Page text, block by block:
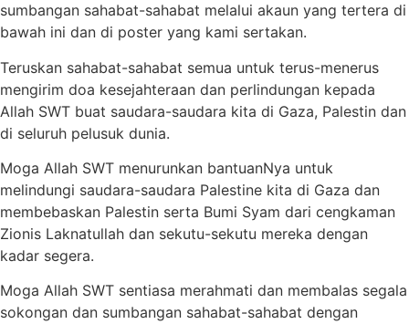
sumbangan sahabat-sahabat melalui akaun yang tertera di
bawah ini dan di poster yang kami sertakan.
Teruskan sahabat-sahabat semua untuk terus-menerus
mengirim doa kesejahteraan dan perlindungan kepada
Allah SWT buat saudara-saudara kita di Gaza, Palestin dan
di seluruh pelusuk dunia.
Moga Allah SWT menurunkan bantuanNya untuk
melindungi saudara-saudara Palestine kita di Gaza dan
membebaskan Palestin serta Bumi Syam dari cengkaman
Zionis Laknatullah dan sekutu-sekutu mereka dengan
kadar segera.
Moga Allah SWT sentiasa merahmati dan membalas segala
sokongan dan sumbangan sahabat-sahabat dengan